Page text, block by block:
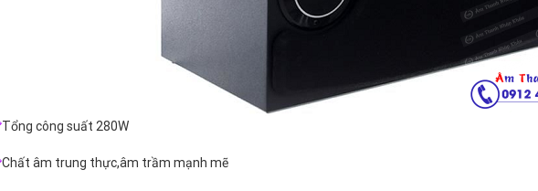
Tổng công suất 280W
Chất âm trung thực,âm trầm mạnh mẽ